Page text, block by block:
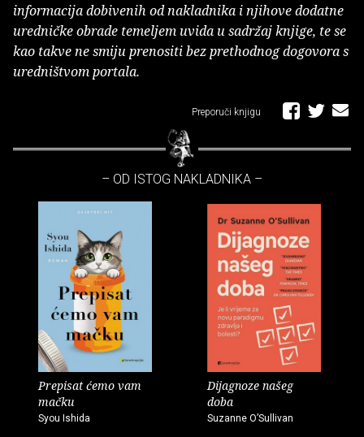
informacija dobivenih od nakladnika i njihove dodatne
uredničke obrade temeljem uvida u sadržaj knjige, te se
kao takve ne smiju prenositi bez prethodnog dogovora s
uredništvom portala.
Preporuči knjigu
– OD ISTOG NAKLADNIKA –
Prepisat ćemo vam
mačku
Syou Ishida
Dijagnoze našeg
doba
Suzanne O’Sullivan